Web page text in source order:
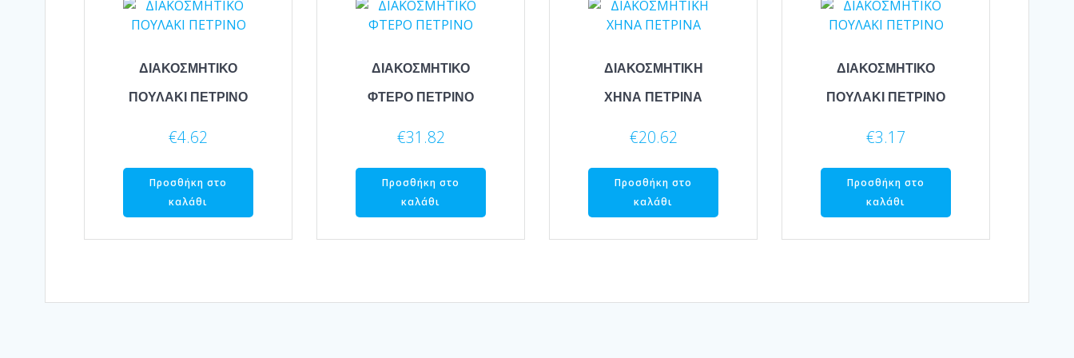
ΔΙΑΚΟΣΜΗΤΙΚΟ
ΠΟΥΛΑΚΙ ΠΕΤΡΙΝΟ
€4.62
Προσθήκη στο
καλάθι
ΔΙΑΚΟΣΜΗΤΙΚΟ
ΦΤΕΡΟ ΠΕΤΡΙΝΟ
€31.82
Προσθήκη στο
καλάθι
ΔΙΑΚΟΣΜΗΤΙΚΗ
ΧΗΝΑ ΠΕΤΡΙΝΑ
€20.62
Προσθήκη στο
καλάθι
ΔΙΑΚΟΣΜΗΤΙΚΟ
ΠΟΥΛΑΚΙ ΠΕΤΡΙΝΟ
€3.17
Προσθήκη στο
καλάθι